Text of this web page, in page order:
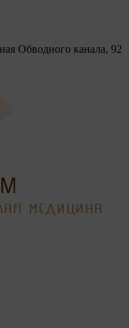
Обводного канала, 92